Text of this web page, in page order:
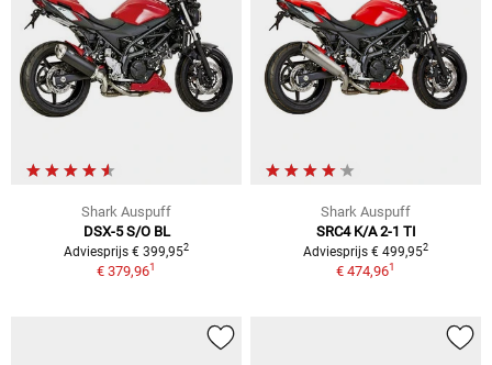
Shark Auspuff
DSX-5 S/O BL
Adviesprijs € 399,952
€ 379,961
Shark Auspuff
SRC4 K/A 2-1 TI
Adviesprijs € 499,952
€ 474,961